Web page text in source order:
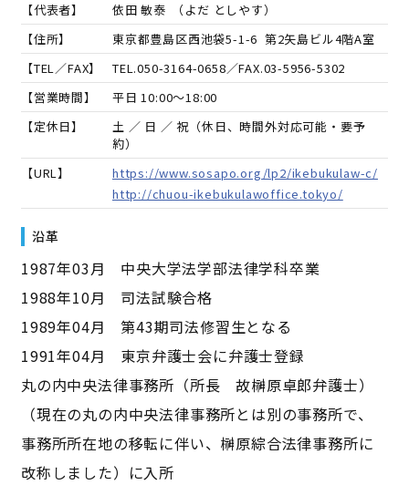
【代表者】 依田 敏泰 （よだ としやす）
【住所】
東京都豊島区西池袋5-1-6 第2矢島ビル4階A室
【TEL／FAX】
TEL.050-3164-0658／FAX.03-5956-5302
【営業時間】
平日 10:00～18:00
【定休日】
土 ／ 日 ／ 祝（休日、時間外対応可能・要予
約）
【URL】
https://www.sosapo.org/lp2/ikebukulaw-c/
http://chuou-ikebukulawoffice.tokyo/
沿革
1987年03月 中央大学法学部法律学科卒業
1988年10月 司法試験合格
1989年04月 第43期司法修習生となる
1991年04月 東京弁護士会に弁護士登録
丸の内中央法律事務所（所長 故榊原卓郎弁護士）
（現在の丸の内中央法律事務所とは別の事務所で、
事務所所在地の移転に伴い、榊原綜合法律事務所に
改称しました）に入所